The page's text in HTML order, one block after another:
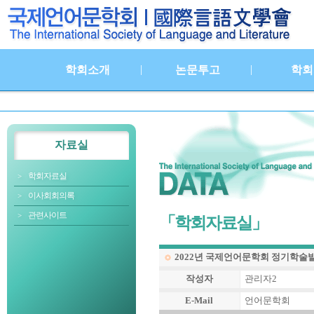
학회소개 | 논문투고 | 학
자료실
학회자료실
이사회회의록
관련사이트
「학회자료실」
2022년 국제언어문학회 정기학술
작성자 관리자2
E-Mail 언어문학회